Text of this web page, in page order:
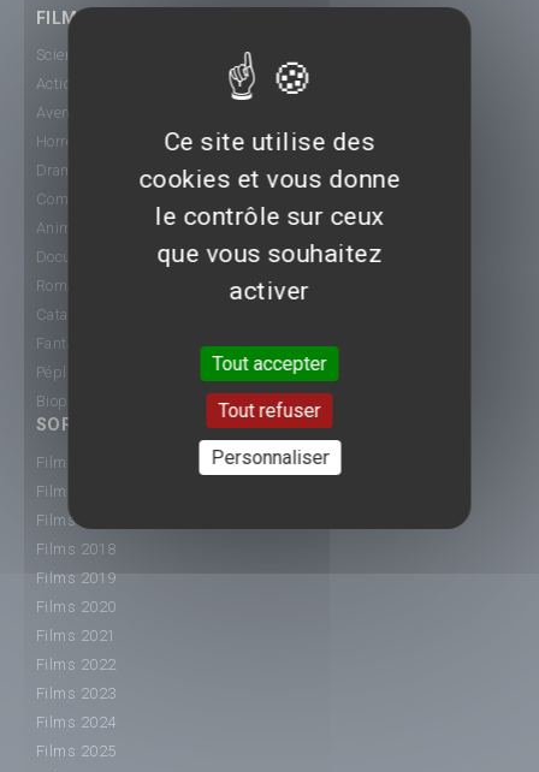
FILMS
Science-Fiction
Action
Aventure
Horreur
Drame
Comédie
Animation
Documentaire
Romance
Catastrophe
Fantastique
Péplum
Biopic
SORTIE CINÉ
Films 2015
Films 2016
Films 2017
Films 2018
Films 2019
Films 2020
Films 2021
Films 2022
Films 2023
Films 2024
Films 2025
Ce site utilise des
cookies et vous donne
le contrôle sur ceux
que vous souhaitez
activer
Tout accepter
Tout refuser
Personnaliser